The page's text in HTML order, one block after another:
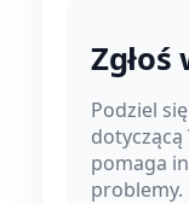
Zgłoś
Podziel
dotyczącą
pomaga
problemy.